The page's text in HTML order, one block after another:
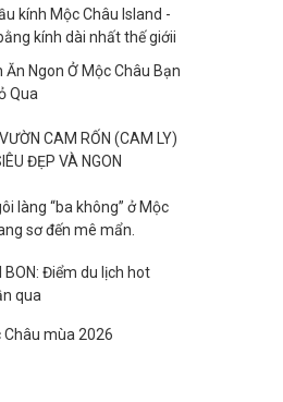
kính Mộc Châu Island -
kính dài nhất thế giớii
Ăn Ngon Ở Mộc Châu Bạn
Qua
CAM RỐN (CAM LY)
ĐẸP VÀ NGON
làng “ba không” ở Mộc
sơ đến mê mẩn.
BON: Điểm du lịch hot
qua
Châu mùa 2026